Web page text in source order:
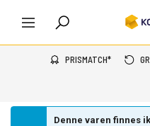
PRISMATCH*
Denne varen finnes